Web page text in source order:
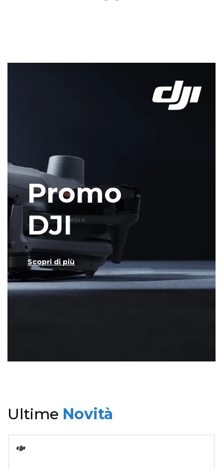
Promo
DJI
Scopri di più
Ultime Novità